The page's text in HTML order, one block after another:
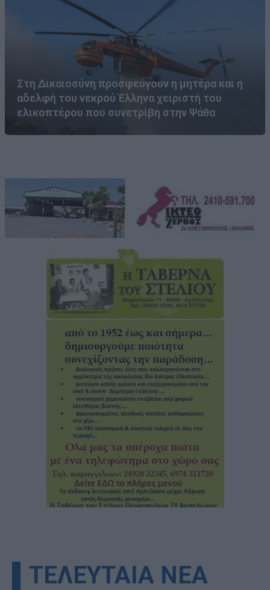
Στη Δικαιοσύνη προσφεύγουν η μητέρα και η
αδελφή του νεκρού Έλληνα χειριστή του
ελικοπτέρου που συνετρίβη στην Ψάθα
▌ΤΕΛΕΥΤΑΙΑ ΝΕΑ